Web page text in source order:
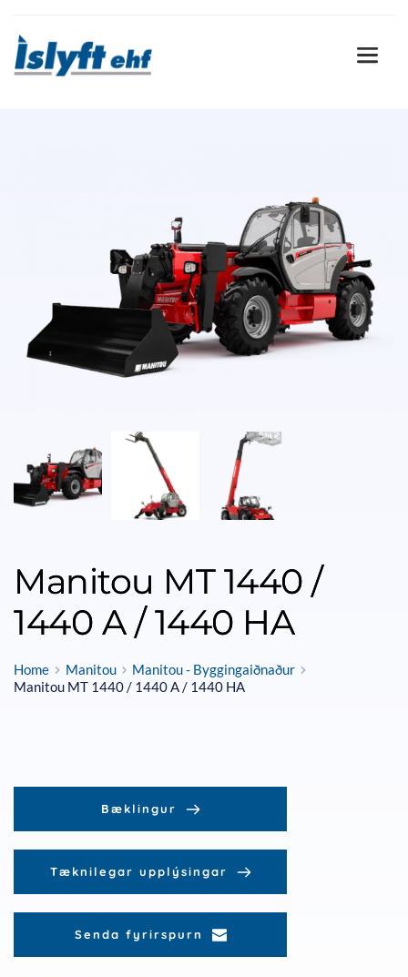
Manitou MT 1440 /
1440 A / 1440 HA
Home Manitou
Manitou - Byggingaiðnaður
Manitou MT 1440 / 1440 A / 1440 HA
Bæklingur
Tæknilegar upplýsingar
Senda fyrirspurn